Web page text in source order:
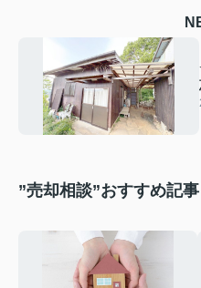
”売却相談”おすすめ記事